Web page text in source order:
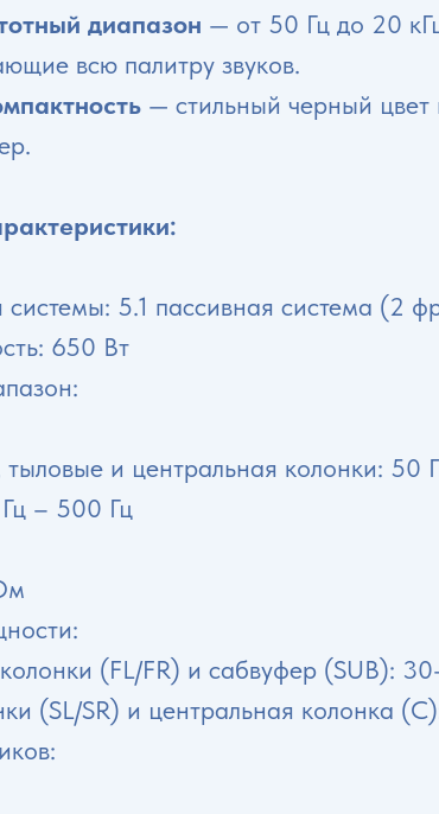
диапазон — от 50 Гц до 20
всю палитру звуков.
— стильный черный цвет
системы: 5.1 пассивная система (2
650 Вт
и центральная колонки: 50
– 500 Гц
(FL/FR) и сабвуфер (SUB):
(SL/SR) и центральная колонка